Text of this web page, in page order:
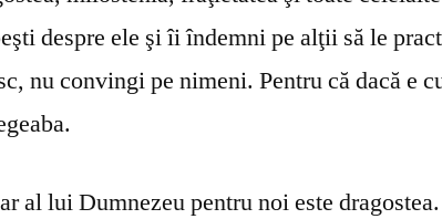
despre ele şi îi îndemni pe alţii să le
nu convingi pe nimeni. Pentru că dacă e
al lui Dumnezeu pentru noi este